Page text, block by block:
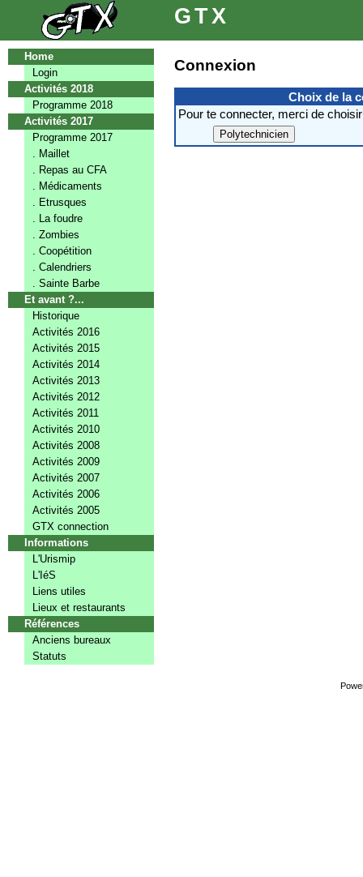
GTX
Home
Login
Activités 2018
Programme 2018
Activités 2017
Programme 2017
. Maillet
. Repas au CFA
. Médicaments
. Etrusques
. La foudre
. Zombies
. Coopétition
. Calendriers
. Sainte Barbe
Et avant ?...
Historique
Activités 2016
Activités 2015
Activités 2014
Activités 2013
Activités 2012
Activités 2011
Activités 2010
Activités 2008
Activités 2009
Activités 2007
Activités 2006
Activités 2005
GTX connection
Informations
L'Urismip
L'IéS
Liens utiles
Lieux et restaurants
Références
Anciens bureaux
Statuts
Connexion
Choix de la
Pour te connecter, merci de